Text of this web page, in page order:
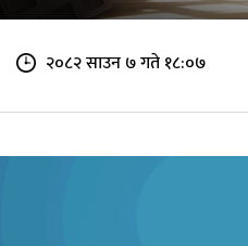
२०८२ साउन ७ गते १८:०७